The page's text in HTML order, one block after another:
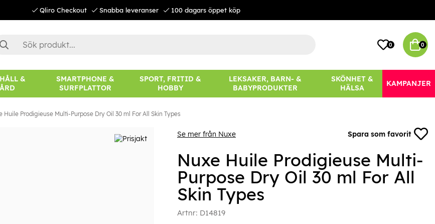
Qliro Checkout Snabba leveranser 100 dagars öppet köp
0 0
&
SMARTPHONE &
SURFPLATTOR
SPORT, FRITID &
HOBBY
LEKSAKER, BARN- &
BABYPRODUKTER
SKÖNHET &
HÄLSA
KAMPANJER
Huile Prodigieuse Multi-Purpose Dry Oil 30 ml For All Skin Types
Se mer från Nuxe Spara som favorit
Nuxe Huile Prodigieuse Multi-
Purpose Dry Oil 30 ml For All
Skin Types
Artnr: D14819